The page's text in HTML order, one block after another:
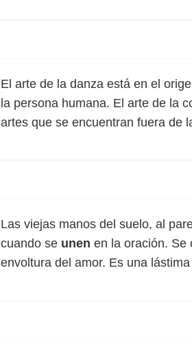
El arte de la danza está en el
la persona humana. El arte de la
artes que se encuentran fuera de
Las viejas manos del suelo, al
cuando se unen en la oración. Se
envoltura del amor. Es una